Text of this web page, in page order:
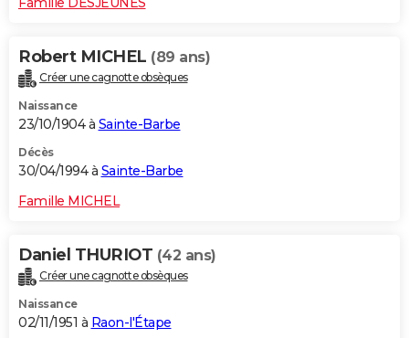
Robert MICHEL (89 ans)
Créer une cagnotte obsèques
Naissance
23/10/1904 à Sainte-Barbe
Décès
30/04/1994 à Sainte-Barbe
Famille MICHEL
Daniel THURIOT (42 ans)
Créer une cagnotte obsèques
Naissance
02/11/1951 à Raon-l'Étape